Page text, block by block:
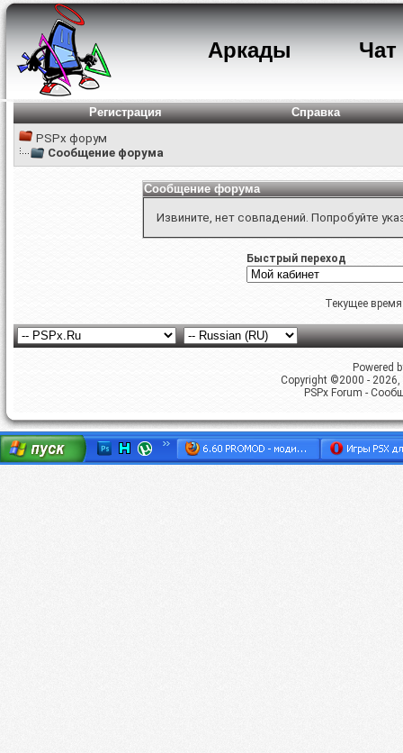
Аркады Чат
Регистрация
Справка
PSPx форум
Сообщение форума
Сообщение форума
Извините, нет совпадений. Попробуйте
Быстрый переход
Текущее
Powered
Copyright ©2000 -
PSPx Forum -